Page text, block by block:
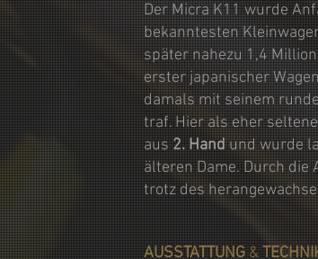
Der Micra K11 wurde
bekanntesten
später nahezu 1,4
erster japanischer
damals mit seinem
traf. Hier als eher
aus 2. Handund wurde
älteren Dame. Durch
trotz des
AUSSTATTUNG &